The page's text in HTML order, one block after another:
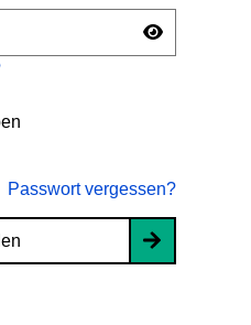
Passwort vergessen?